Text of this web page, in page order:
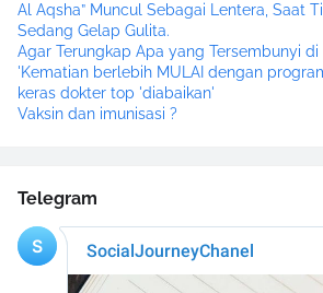
Al Aqsha” Muncul Sebagai Lentera, Saat
Sedang Gelap Gulita.
Agar Terungkap Apa yang Tersembunyi di
'Kematian berlebih MULAI dengan
keras dokter top 'diabaikan'
Vaksin dan imunisasi ?
Telegram